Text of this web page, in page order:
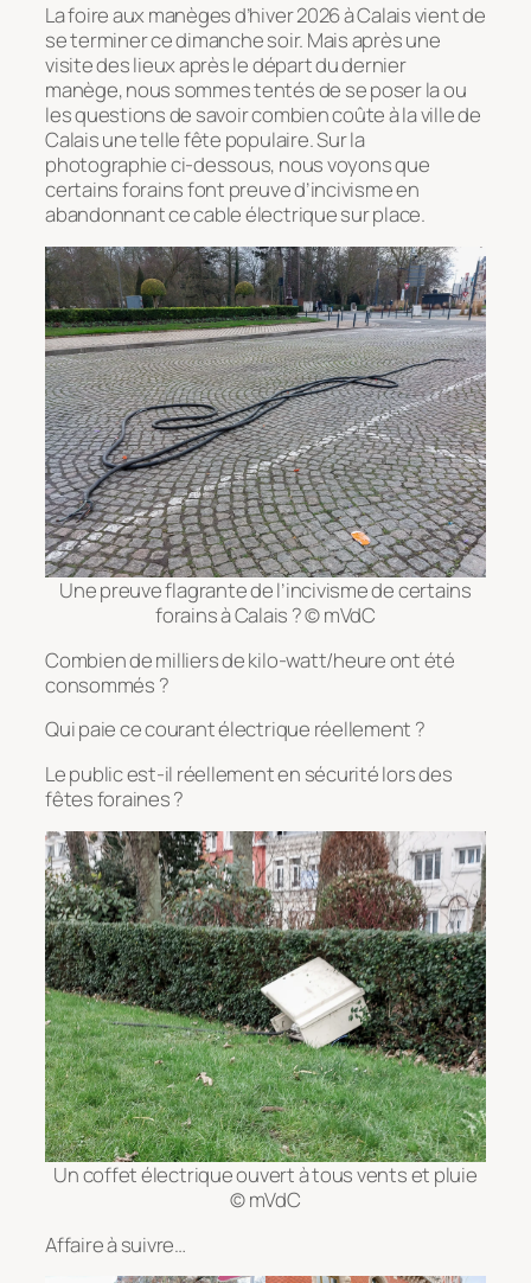
La foire aux manèges d’hiver 2026 à Calais vient de
se terminer ce dimanche soir. Mais après une
visite des lieux après le départ du dernier
manège, nous sommes tentés de se poser la ou
les questions de savoir combien coûte à la ville de
Calais une telle fête populaire. Sur la
photographie ci-dessous, nous voyons que
certains forains font preuve d’incivisme en
abandonnant ce cable électrique sur place.
Une preuve flagrante de l’incivisme de certains
forains à Calais ? © mVdC
Combien de milliers de kilo-watt/heure ont été
consommés ?
Qui paie ce courant électrique réellement ?
Le public est-il réellement en sécurité lors des
fêtes foraines ?
Un coffet électrique ouvert à tous vents et pluie
© mVdC
Affaire à suivre…